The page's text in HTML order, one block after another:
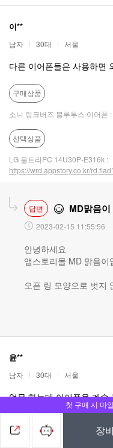
첫 구매 시 마
장
이**
남자
30대 서울
다른 이어폰들은 사용하면
구매상품
소니 링크버즈 블루투스 이어폰
선택상품
LG 울트라PC 14U30P-E316k :
https://wrd.appstory.co.kr/
답변 MD맑음이
2023-02-15 11:55:56
안녕하세요
앱스토리몰 MD 맑음
오픈 링 모양으로 벗지
진심으로 감사합니다.
소니 링크버즈 블루투
주변 소음은 줄이고
뛰어난 통화 품질을
게다가 재생 플라스틱
지구 환경까지 고려한
앞으로도 앱스토리몰
윤**
남자
30대 서울
업무 하는데 이어폰을 계
가 있어서 오픈형 이어폰
최저가에 혜택도 좋아서 주